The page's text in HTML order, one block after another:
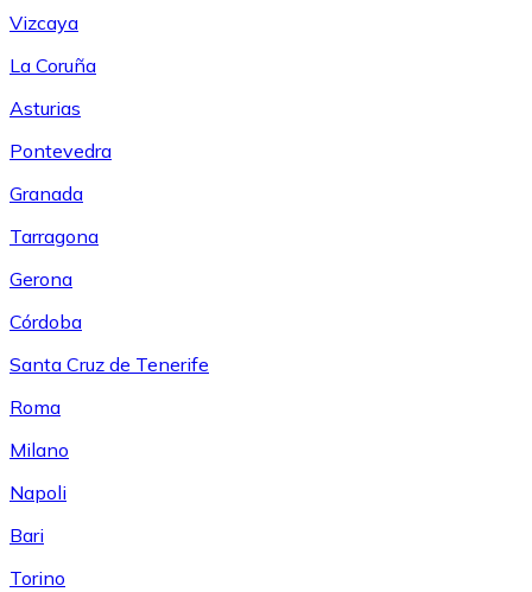
Vizcaya
La Coruña
Asturias
Pontevedra
Granada
Tarragona
Gerona
Córdoba
Santa Cruz de Tenerife
Roma
Milano
Napoli
Bari
Torino